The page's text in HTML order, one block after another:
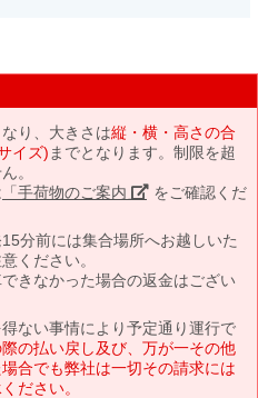
なり、大きさは縦・横・高さの合
イズ) までとなります。制限を超
。
「手荷物のご案内」 をご確認くだ
分前には集合場所へお越しいた
ください。
きなかった場合の返金はござい
ない事情により予定通り運行で
の払い戻し及び、万が一その他
合でも弊社は一切その請求には
ださい。